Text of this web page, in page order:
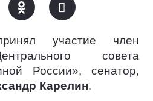
участие член
совета
России», сенатор,
Карелин.